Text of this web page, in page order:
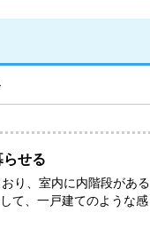
せる
り、室内に内階段がある
て、一戸建てのような感